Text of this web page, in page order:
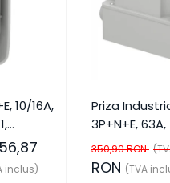
10/16A,
56,87
inclus)
Priza
3P+N+E,
SCH-81183,
- Schneider
350,90 RON
RON (TVA